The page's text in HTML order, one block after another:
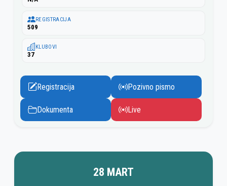
REGISTRACIJA
509
KLUBOVI
37
Registracija Pozivno pismo
Dokumenta Live
28 MART